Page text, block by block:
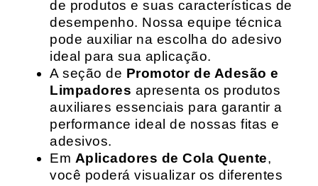
de produtos e suas características de
desempenho. Nossa equipe técnica
pode auxiliar na escolha do adesivo
ideal para sua aplicação.
A seção de Promotor de Adesão e
Limpadores apresenta os produtos
auxiliares essenciais para garantir a
performance ideal de nossas fitas e
adesivos.
Em Aplicadores de Cola Quente,
você poderá visualizar os diferentes